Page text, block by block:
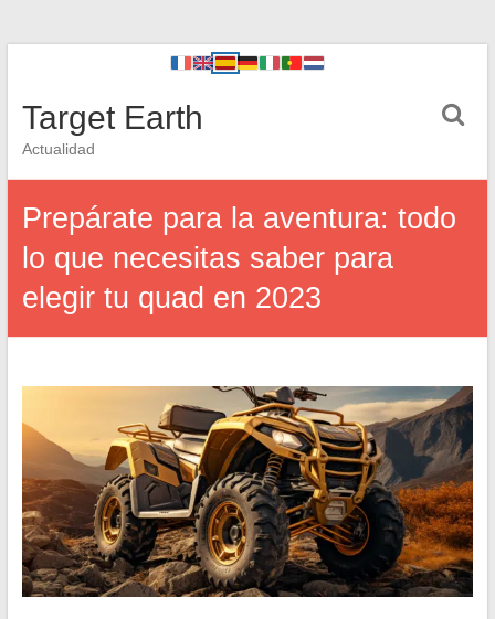
Target Earth
Actualidad
Prepárate para la aventura: todo
lo que necesitas saber para
elegir tu quad en 2023